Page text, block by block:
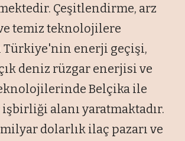
Çeşitlendirme, arz
temiz teknolojilere
Türkiye'nin enerji geçişi,
deniz rüzgar enerjisi ve
Belçika ile
alanı yaratmaktadır.
milyar dolarlık ilaç pazarı ve